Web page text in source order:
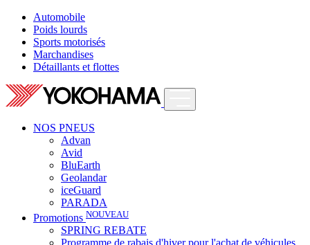
Automobile
Poids lourds
Sports motorisés
Marchandises
Détaillants et flottes
NOS PNEUS
Advan
Avid
BluEarth
Geolandar
iceGuard
PARADA
Promotions NOUVEAU
SPRING REBATE